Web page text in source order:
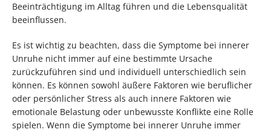
Beeinträchtigung im Alltag führen und die Lebensqualität
beeinflussen.
Es ist wichtig zu beachten, dass die Symptome bei innerer
Unruhe nicht immer auf eine bestimmte Ursache
zurückzuführen sind und individuell unterschiedlich sein
können. Es können sowohl äußere Faktoren wie beruflicher
oder persönlicher Stress als auch innere Faktoren wie
emotionale Belastung oder unbewusste Konflikte eine Rolle
spielen. Wenn die Symptome bei innerer Unruhe immer